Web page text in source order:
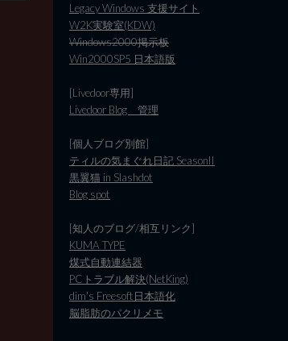
Legacy Windows 支援サイト
W2K実験室(KDW)
Windows2000掲示板
Win2000SP5 日本語版
[Livedoor専用]
Livedoor Blog 管理
[個人ブログ別館]
ティルの気まぐれ日記 SeasonII
黒翼猫 in Slashdot
Blog spot
[知人のブログ/相互リンク]
KUMA TYPE
煤式自動連結器
PCトラブル解決(NetKing)
dim's Freesoft日本語化
脳脂肪のパクリメモ